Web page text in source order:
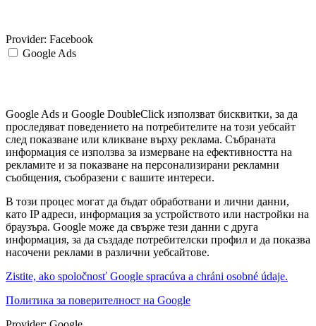
Provider: Facebook
Google Ads
Google Ads и Google DoubleClick използват бисквитки, за да
проследяват поведението на потребителите на този уебсайт
след показване или кликване върху реклама. Събраната
информация се използва за измерване на ефективността на
рекламите и за показване на персонализирани рекламни
съобщения, съобразени с вашите интереси.
В този процес могат да бъдат обработвани и лични данни,
като IP адреси, информация за устройството или настройки на
браузъра. Google може да свърже тези данни с друга
информация, за да създаде потребителски профил и да показва
насочени реклами в различни уебсайтове.
Zistite, ako spoločnosť Google spracúva a chráni osobné údaje.
Политика за поверителност на Google